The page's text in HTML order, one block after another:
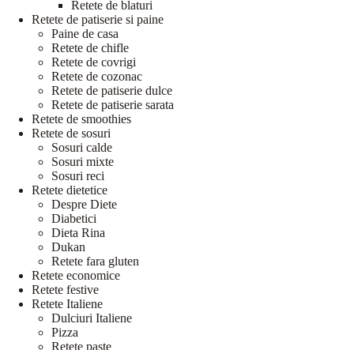
Retete de blaturi
Retete de patiserie si paine
Paine de casa
Retete de chifle
Retete de covrigi
Retete de cozonac
Retete de patiserie dulce
Retete de patiserie sarata
Retete de smoothies
Retete de sosuri
Sosuri calde
Sosuri mixte
Sosuri reci
Retete dietetice
Despre Diete
Diabetici
Dieta Rina
Dukan
Retete fara gluten
Retete economice
Retete festive
Retete Italiene
Dulciuri Italiene
Pizza
Retete paste